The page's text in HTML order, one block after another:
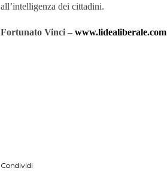
all’intelligenza dei cittadini.
Fortunato Vinci – www.lidealiberale.com
Condividi